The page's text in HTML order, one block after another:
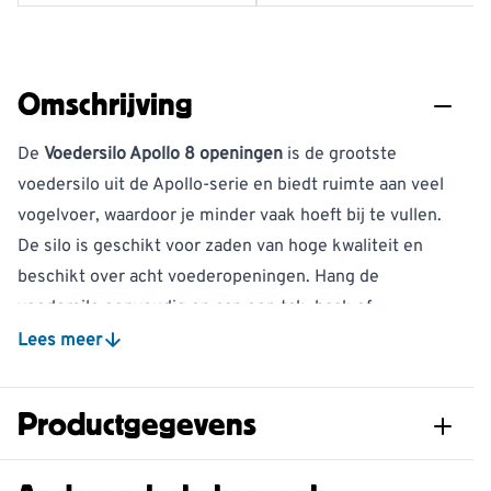
Omschrijving
De Voedersilo Apollo 8 openingen is de grootste
voedersilo uit de Apollo-serie en biedt ruimte aan veel
vogelvoer, waardoor je minder vaak hoeft bij te vullen.
De silo is geschikt voor zaden van hoge kwaliteit en
beschikt over acht voederopeningen. Hang de
voedersilo eenvoudig op aan een tak, haak of
muurbeugel en bied tuinvogels een goed bereikbare
voederopeningen
Geschikt voor zaden van hoge kwaliteit
Lees meer
Productgegevens
Artikelnummer 311140119